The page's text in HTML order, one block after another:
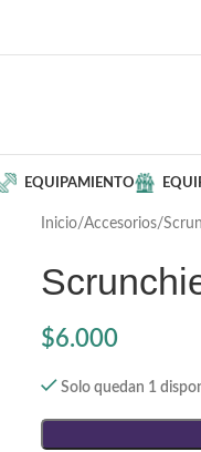
EQUIPAMIENTO
Inicio Accesorios
$6.000
Solo quedan 1